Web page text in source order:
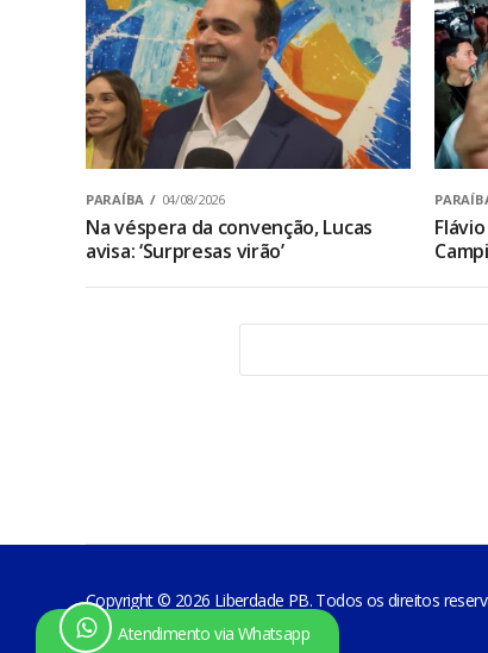
PARAÍBA 04/08/2026
Na véspera da convenção, Lucas
avisa: ‘Surpresas virão’
Atendimento via Whatsapp
Copyright © 2026 Liberdade PB. Todos os direitos